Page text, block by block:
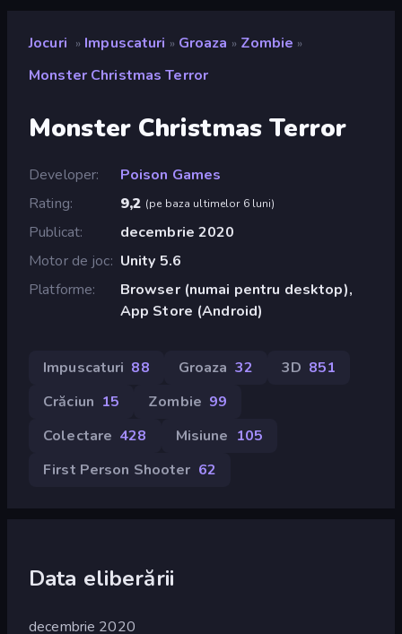
Jocuri » Impuscaturi » Groaza » Zombie »
Monster Christmas Terror
Monster Christmas Terror
Developer
Poison Games
Rating
9,2 (pe baza ultimelor 6 luni)
Publicat
decembrie 2020
Motor de joc Unity 5.6
Platforme
Browser (numai pentru desktop),
App Store (Android)
Impuscaturi 88 Groaza 32 3D 851
Crăciun 15 Zombie 99
Colectare 428 Misiune 105
First Person Shooter 62
Data eliberării
decembrie 2020